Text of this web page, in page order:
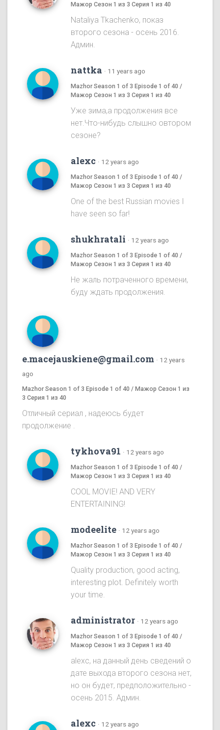
Мажор Сезон 1 из 3 Серия 1 из 40
Nataliya Tkachenko, показ
второго сезона - осень 2016.
Админ.
nattka · 11 years ago
Mazhor Season 1 of 3 Episode 1 of 40 /
Мажор Сезон 1 из 3 Серия 1 из 40
Уже зима,а продолжения все
нет.Что-нибудь слышно овтором
сезоне?
alexc · 12 years ago
Mazhor Season 1 of 3 Episode 1 of 40 /
Мажор Сезон 1 из 3 Серия 1 из 40
One of the best Russian movies I
have seen so far!
shukhratali · 12 years ago
Mazhor Season 1 of 3 Episode 1 of 40 /
Мажор Сезон 1 из 3 Серия 1 из 40
Не жаль потраченного времени,
буду ждать продолжения.
e.macejauskiene@gmail.com · 12 years
ago
Mazhor Season 1 of 3 Episode 1 of 40 / Мажор Сезон 1 из
3 Серия 1 из 40
Отличный сериал , надеюсь будет
продолжение .
tykhova91 · 12 years ago
Mazhor Season 1 of 3 Episode 1 of 40 /
Мажор Сезон 1 из 3 Серия 1 из 40
COOL MOVIE! AND VERY
ENTERTAINING!
modeelite · 12 years ago
Mazhor Season 1 of 3 Episode 1 of 40 /
Мажор Сезон 1 из 3 Серия 1 из 40
Quality production, good acting,
interesting plot. Definitely worth
your time.
administrator · 12 years ago
Mazhor Season 1 of 3 Episode 1 of 40 /
Мажор Сезон 1 из 3 Серия 1 из 40
alexc, на данный день сведений о
дате выхода второго сезона нет,
но он будет, предположительно -
осень 2015. Админ.
alexc · 12 years ago